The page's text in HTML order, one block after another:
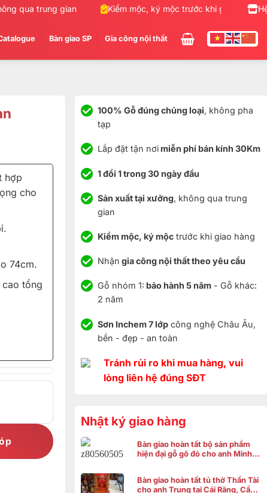
qua trung gian Kiểm mộc, ký mộc trước khi giao hàng
Bàn giao SP Gia công nội thất
100% Gỗ đúng chủng loại, không pha
tạp
Lắp đặt tận nơimiễn phí bán kính 30Km
1 đổi 1 trong 30 ngày đầu
Sản xuất tại xưởng, không qua trung
gian
Kiểm mộc, ký mộctrước khi giao hàng
Nhận gia công nội thất theo yêu cầu
Gỗ nhóm 1: bảo hành 5 năm- Gỗ khác:
2 năm
Sơn Inchem 7 lớpcông nghệ Châu Âu,
bền - đẹp - an toàn
Tránh rủi ro khi mua hàng, vui
lòng liên hệ đúng SĐT
Nhật ký giao hàng
Bàn giao hoàn tất bộ sản phẩm
hiện đại gỗ gõ đỏ cho anh Minh ở
Bàn giao hoàn tất tủ thờ Thần Tài
cho anh Trung tại Cái Răng, Cần
hợp
cho
74cm.
tổng